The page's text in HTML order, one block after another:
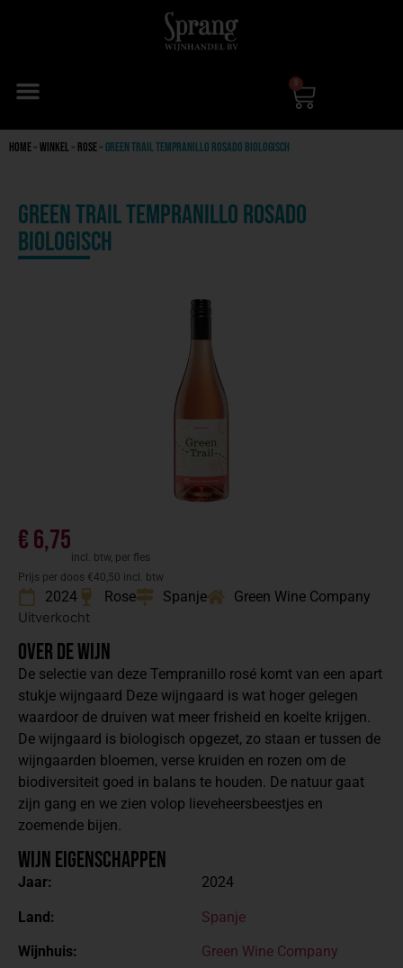
0
Home»Winkel» Rose»Green Trail Tempranillo Rosado Biologisch
Green Trail Tempranillo Rosado
Biologisch
€6,75
incl. btw, per fles
Prijs per doos €40,50 incl. btw
2024 Rose Spanje Green Wine Company
Uitverkocht
Over de wijn
De selectie van deze Tempranillo rosé komt van een apart
stukje wijngaard Deze wijngaard is wat hoger gelegen
waardoor de druiven wat meer frisheid en koelte krijgen.
De wijngaard is biologisch opgezet, zo staan er tussen de
wijngaarden bloemen, verse kruiden en rozen om de
biodiversiteit goed in balans te houden. De natuur gaat
zijn gang en we zien volop lieveheersbeestjes en
zoemende bijen.
Wijn Eigenschappen
Jaar: 2024
Land: Spanje
Wijnhuis: Green Wine Company